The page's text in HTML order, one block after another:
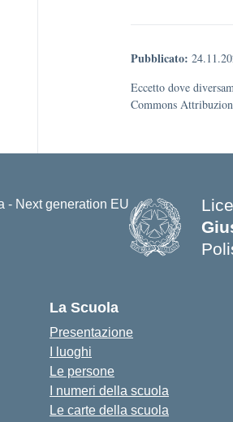
Pubblicato:
Eccetto dove
Commons
La Scuola
Presentazione
I luoghi
Le persone
I numeri della scuola
Le carte della scuola